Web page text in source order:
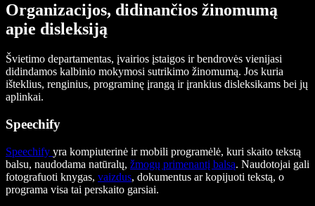
Organizacijos, didinančios žinomumą
apie disleksiją
Švietimo departamentas, įvairios įstaigos ir bendrovės vienijasi
didindamos kalbinio mokymosi sutrikimo žinomumą. Jos kuria
išteklius, renginius, programinę įrangą ir įrankius disleksikams bei jų
aplinkai.
Speechify
Speechify yra kompiuterinė ir mobili programėlė, kuri skaito tekstą
balsu, naudodama natūralų, žmogų primenantį balsą. Naudotojai gali
fotografuoti knygas, vaizdus, dokumentus ar kopijuoti tekstą, o
programa visa tai perskaito garsiai.